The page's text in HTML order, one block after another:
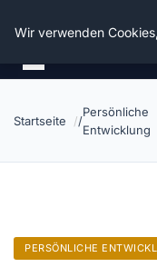
Die Schnitter
Startseite
Persönliche
Entwicklung
PERSÖNLICHE
Wir verwenden